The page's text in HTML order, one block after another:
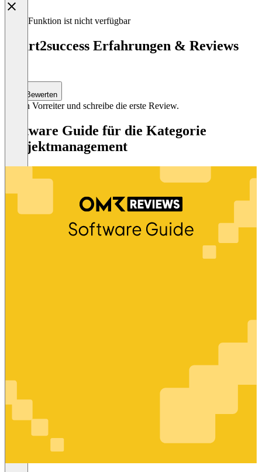
Diese Funktion ist nicht verfügbar
smart2success Erfahrungen & Reviews
Bewerten
Sei ein Vorreiter und schreibe die erste Review.
Software Guide für die Kategorie
Projektmanagement